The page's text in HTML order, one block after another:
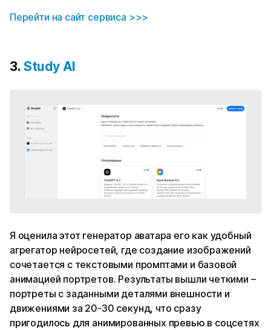
Перейти на сайт сервиса >>>
3. Study AI
Я оценила этот генератор аватара его как удобный
агрегатор нейросетей, где создание изображений
сочетается с текстовыми промптами и базовой
анимацией портретов. Результаты вышли четкими –
портреты с заданными деталями внешности и
движениями за 20-30 секунд, что сразу
пригодилось для анимированных превью в соцсетях